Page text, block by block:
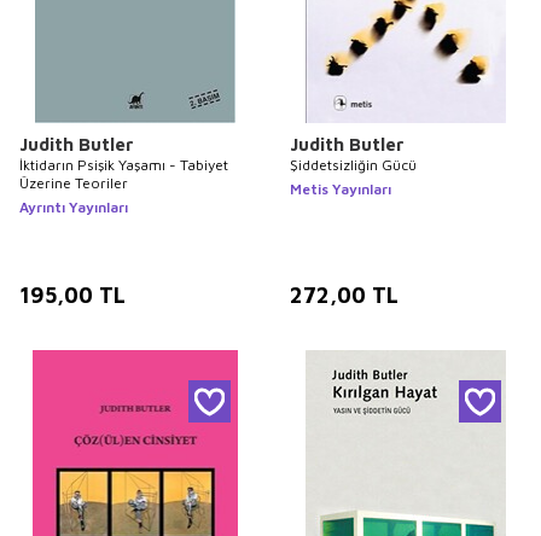
Judith Butler
İktidarın Psişik Yaşamı - Tabiyet
Üzerine Teoriler
Ayrıntı Yayınları
195,00 TL
Judith Butler
Şiddetsizliğin Gücü
Metis Yayınları
272,00 TL